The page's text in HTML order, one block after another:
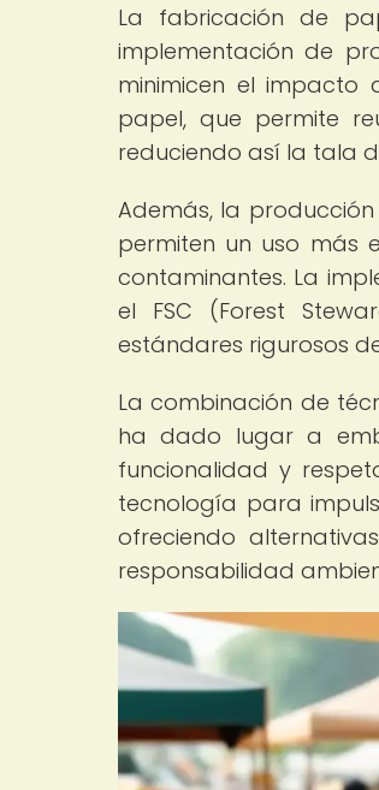
La fabricación de
implementación de
minimicen el impacto
papel, que permite
reduciendo así la tala
Además, la
permiten un uso más
contaminantes. La
el FSC (Forest
estándares rigurosos
La combinación de
ha dado lugar a
funcionalidad y
tecnología para
ofreciendo
responsabilidad